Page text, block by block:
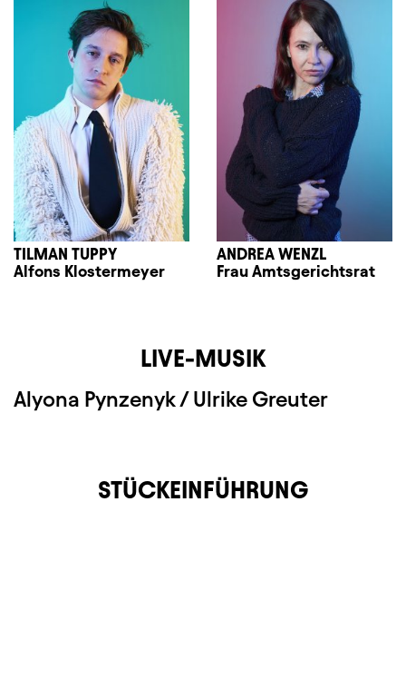
TILMAN TUPPY
Alfons Klostermeyer
ANDREA WENZL
Frau Amtsgerichtsrat
LIVE-MUSIK
Alyona Pynzenyk / Ulrike Greuter
STÜCKEINFÜHRUNG